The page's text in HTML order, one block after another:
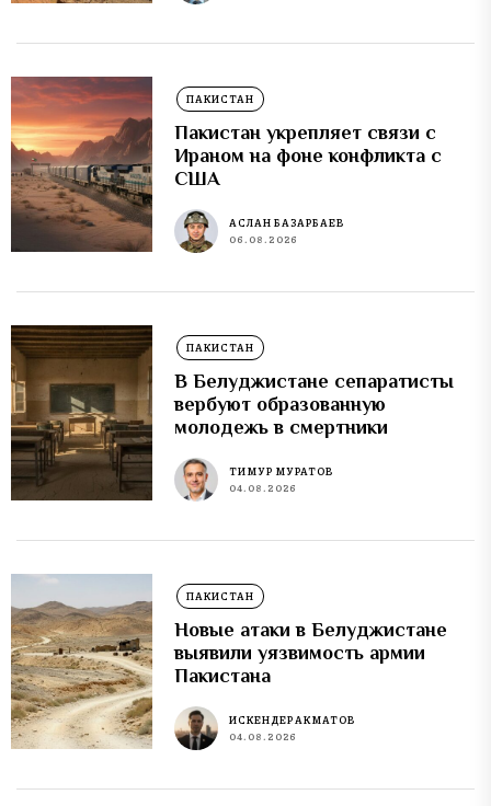
ПАКИСТАН
Пакистан укрепляет связи с
Ираном на фоне конфликта с
США
АСЛАН БАЗАРБАЕВ
06.08.2026
ПАКИСТАН
В Белуджистане сепаратисты
вербуют образованную
молодежь в смертники
ТИМУР МУРАТОВ
04.08.2026
ПАКИСТАН
Новые атаки в Белуджистане
выявили уязвимость армии
Пакистана
ИСКЕНДЕР АКМАТОВ
04.08.2026